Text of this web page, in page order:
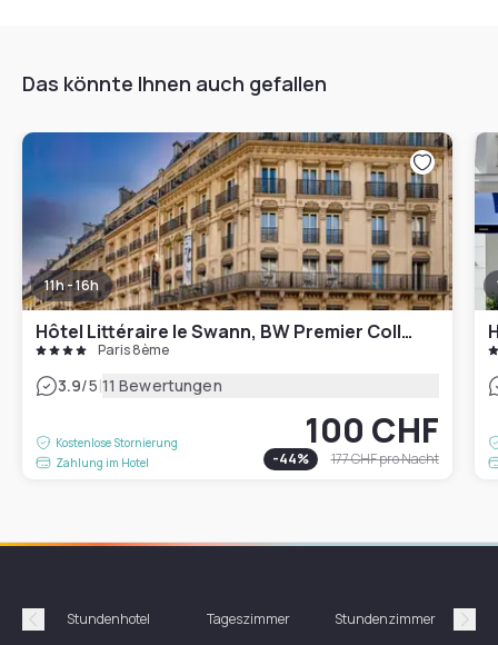
Das könnte Ihnen auch gefallen
11h - 16h
Hôtel Littéraire le Swann, BW Premier Collection
Paris 8ème
3.9/5|11 Bewertungen
Kostenlose Stornierung
Zahlung im Hotel
100 CHF
-44% 177 CHFpro Nacht
Précédent
Stundenhotel Tageszimmer Stundenzimmer